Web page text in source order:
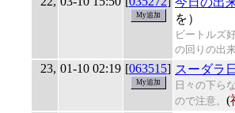
を）
ビートルズ
の回りの出
23, 01-10 02:19 [063515] スーダラ
日々の下ら
ので注意。 (